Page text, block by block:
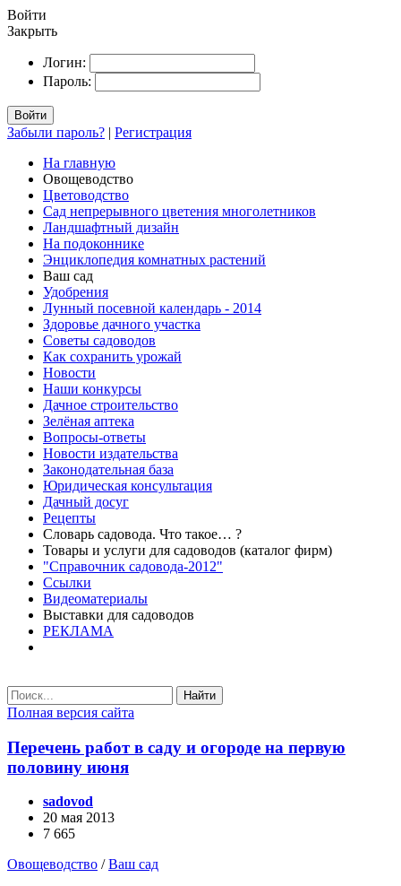
Войти
Закрыть
Логин:
Пароль:
Войти
Забыли пароль? | Регистрация
На главную
Овощеводство
Цветоводство
Сад непрерывного цветения многолетников
Ландшафтный дизайн
На подоконнике
Энциклопедия комнатных растений
Ваш сад
Удобрения
Лунный посевной календарь - 2014
Здоровье дачного участка
Советы садоводов
Как сохранить урожай
Новости
Наши конкурсы
Дачное строительство
Зелёная аптека
Вопросы-ответы
Новости издательства
Законодательная база
Юридическая консультация
Дачный досуг
Рецепты
Словарь садовода. Что такое… ?
Товары и услуги для садоводов (каталог фирм)
"Справочник садовода-2012"
Ссылки
Видеоматериалы
Выставки для садоводов
РЕКЛАМА
Найти
Полная версия сайта
Перечень работ в саду и огороде на первую
половину июня
sadovod
20 мая 2013
7 665
Овощеводство /Ваш сад